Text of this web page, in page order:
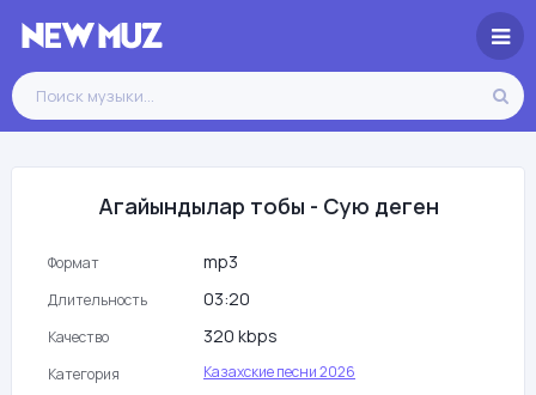
Агайындылар тобы - Сую деген
Формат mp3
Длительность 03:20
Качество 320 kbps
Категория
Казахские песни 2026